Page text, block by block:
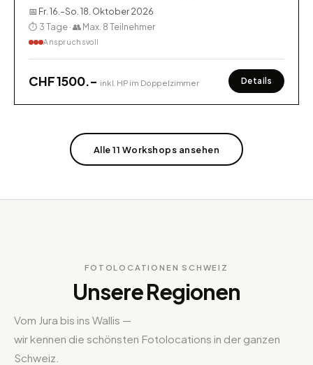
📅 Fr. 16.–So. 18. Oktober 2026
⏱ 3 Tage · 👥 Max. 8 Teilnehmer
Anspruchsvoll
CHF 1500.– inkl. HP im Doppelzimmer Details
Alle 11 Workshops ansehen
FOTOLOCATIONEN SCHWEIZ
Unsere Regionen
Vom Jura bis ins Wallis —
wir kennen die schönsten Fotolocations in der ganzen
Schweiz.